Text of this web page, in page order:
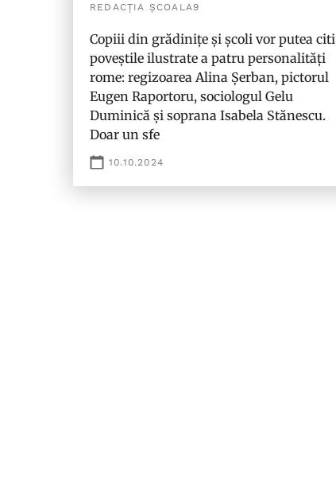
REDACȚIA ȘCOALA9
Copiii din grădinițe și școli vor putea citi
poveștile ilustrate a patru personalități
rome: regizoarea Alina Șerban, pictorul
Eugen Raportoru, sociologul Gelu
Duminică și soprana Isabela Stănescu.
Doar un sfe
10.10.2024